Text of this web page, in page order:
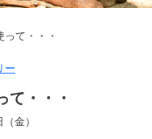
って・・・
ー
て・・・
金）